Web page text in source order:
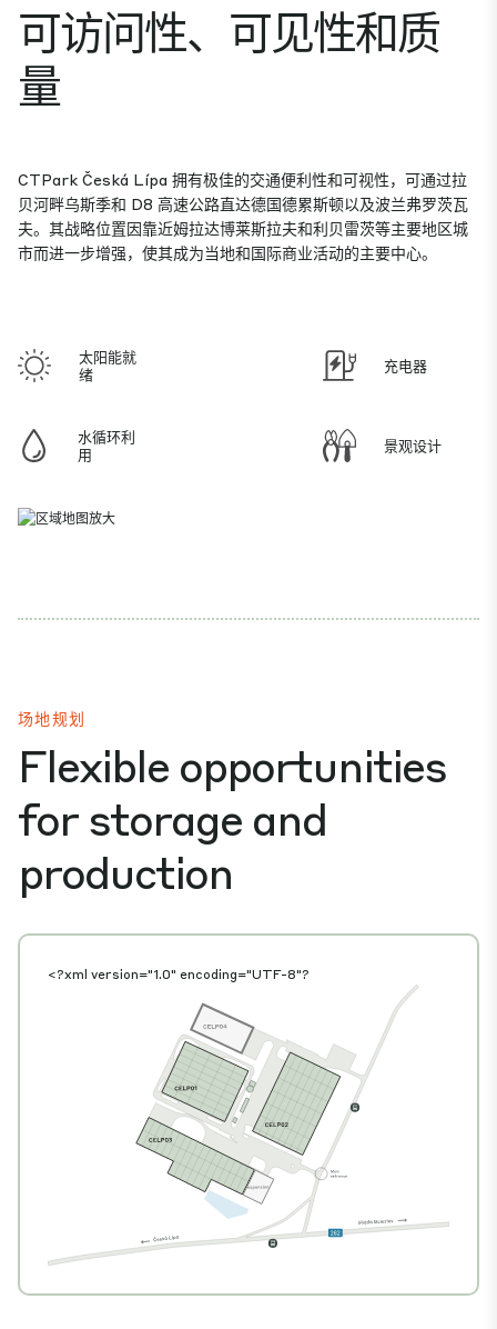
可访问性、可见性和质
量
CTPark Česká Lípa 拥有极佳的交通便利性和可视性，可通过拉
贝河畔乌斯季和 D8 高速公路直达德国德累斯顿以及波兰弗罗茨瓦
夫。其战略位置因靠近姆拉达博莱斯拉夫和利贝雷茨等主要地区城
市而进一步增强，使其成为当地和国际商业活动的主要中心。
太阳能就
绪
充电器
水循环利
用
景观设计
场地规划
Flexible opportunities
for storage and
production
<?xml version="1.0" encoding="UTF-8"?